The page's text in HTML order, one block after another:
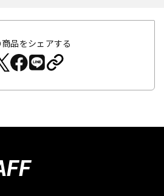
商品をシェアする